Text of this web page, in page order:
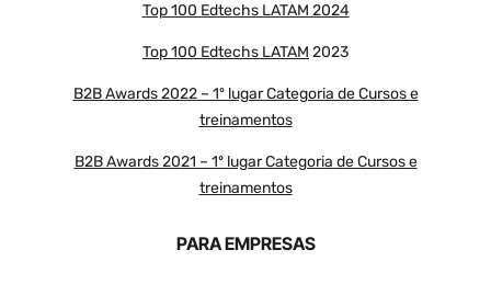
Top 100 Edtechs LATAM 2024
Top 100 Edtechs LATAM 2023
B2B Awards 2022 – 1º lugar Categoria de Cursos e
treinamentos
B2B Awards 2021 – 1º lugar Categoria de Cursos e
treinamentos
PARA EMPRESAS